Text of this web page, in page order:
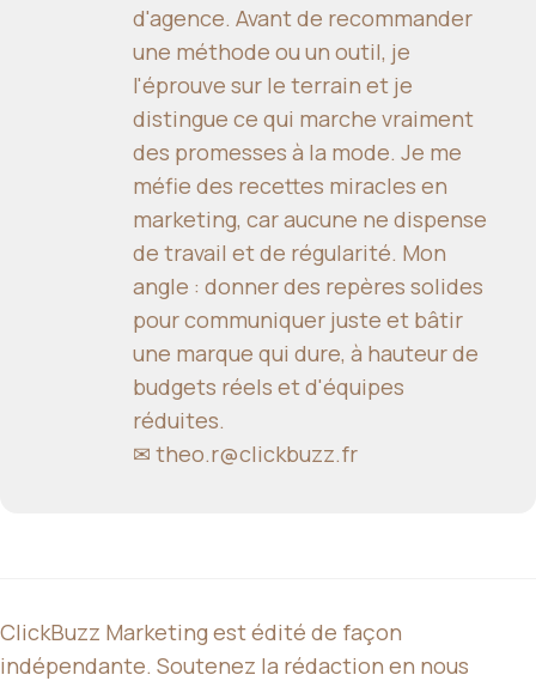
d'agence. Avant de recommander
une méthode ou un outil, je
l'éprouve sur le terrain et je
distingue ce qui marche vraiment
des promesses à la mode. Je me
méfie des recettes miracles en
marketing, car aucune ne dispense
de travail et de régularité. Mon
angle : donner des repères solides
pour communiquer juste et bâtir
une marque qui dure, à hauteur de
budgets réels et d'équipes
réduites.
✉ theo.r@clickbuzz.fr
ClickBuzz Marketing est édité de façon
indépendante. Soutenez la rédaction en nous